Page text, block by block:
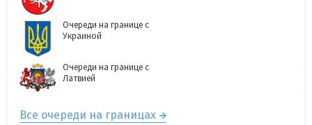
Очереди на границе с
Украиной
Очереди на границе с
Латвией
Все очереди на границах